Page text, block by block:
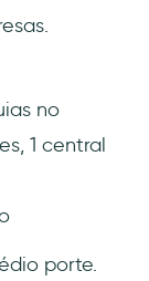
no
1 central
porte.